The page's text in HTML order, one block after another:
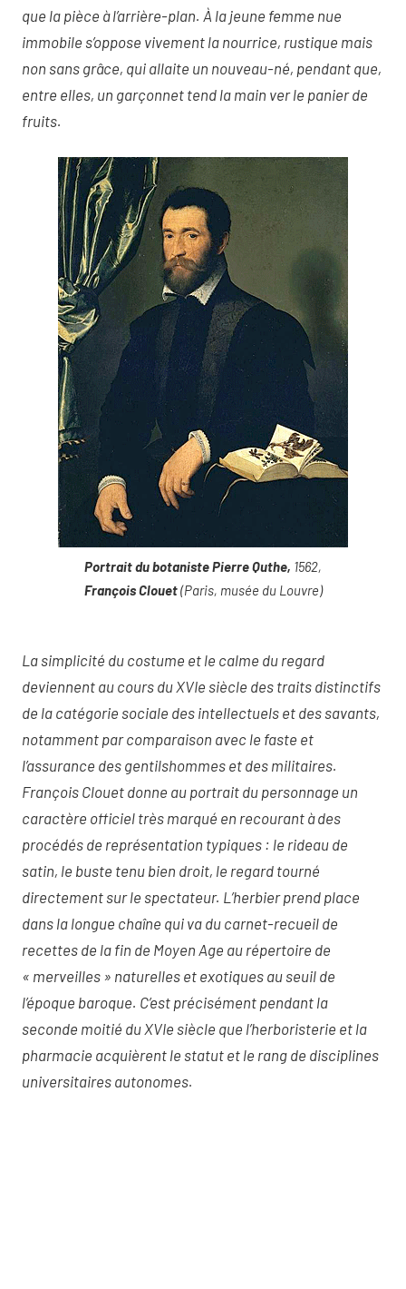
que la pièce à l’arrière-plan. À la jeune femme nue
immobile s’oppose vivement la nourrice, rustique mais
non sans grâce, qui allaite un nouveau-né, pendant que,
entre elles, un garçonnet tend la main ver le panier de
fruits.
Portrait du botaniste Pierre Quthe, 1562,
François Clouet(Paris, musée du Louvre)
La simplicité du costume et le calme du regard
deviennent au cours du XVIe siècle des traits distinctifs
de la catégorie sociale des intellectuels et des savants,
notamment par comparaison avec le faste et
l’assurance des gentilshommes et des militaires.
François Clouet donne au portrait du personnage un
caractère officiel très marqué en recourant à des
procédés de représentation typiques : le rideau de
satin, le buste tenu bien droit, le regard tourné
directement sur le spectateur. L’herbier prend place
dans la longue chaîne qui va du carnet-recueil de
recettes de la fin de Moyen Age au répertoire de
« merveilles » naturelles et exotiques au seuil de
l’époque baroque. C’est précisément pendant la
seconde moitié du XVIe siècle que l’herboristerie et la
pharmacie acquièrent le statut et le rang de disciplines
universitaires autonomes.